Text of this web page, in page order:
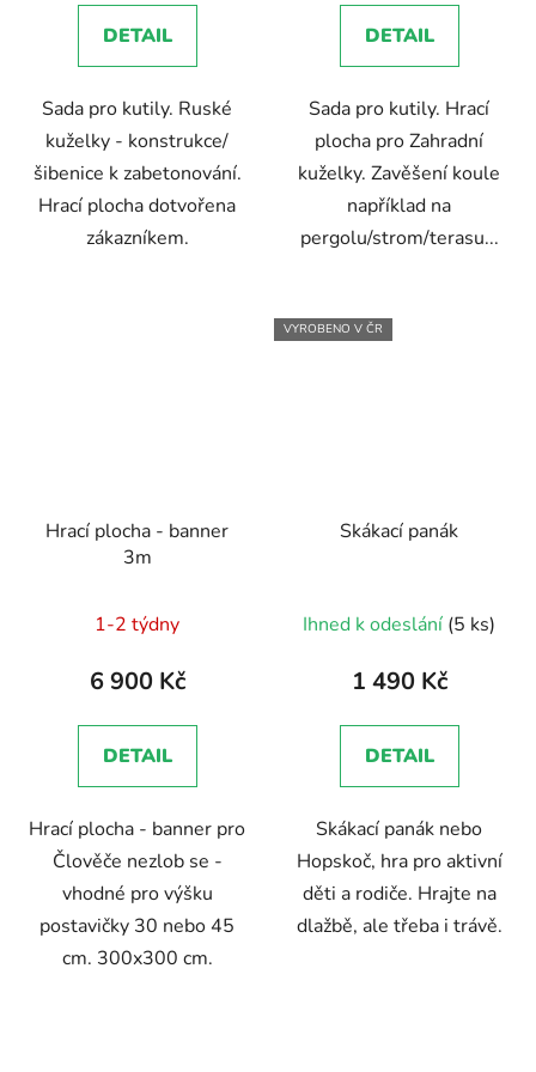
DETAIL
Sada pro kutily. Ruské
kuželky - konstrukce/
šibenice k zabetonování.
Hrací plocha dotvořena
zákazníkem.
5,0
z
hvězdiček.
DETAIL
Sada pro kutily. Hrací
plocha pro Zahradní
kuželky. Zavěšení koule
například na
pergolu/strom/terasu...
Hrací plocha - banner
3m
1-2 týdny
6 900 Kč
DETAIL
Hrací plocha - banner pro
Člověče nezlob se -
vhodné pro výšku
postavičky 30 nebo 45
cm. 300x300 cm.
VYROBENO V ČR
Skákací panák
hodnocení
produktu
5,0
z
hvězdiček.
Ihned k odeslání (5 ks)
1 490 Kč
DETAIL
Skákací panák nebo
Hopskoč, hra pro aktivní
děti a rodiče. Hrajte na
dlažbě, ale třeba i trávě.